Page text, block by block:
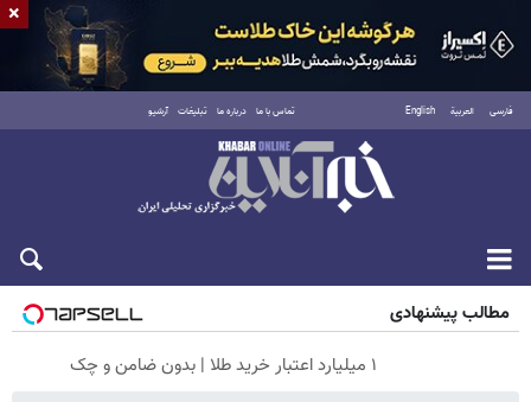
فارسی العربية English تماس با ما درباره ما تبلیغات آرشیو
جمعه ۱۶ مرداد ۱۴۰۵
مطالب پیشنهادی
۱ میلیارد اعتبار خرید طلا | بدون ضامن و چک
×